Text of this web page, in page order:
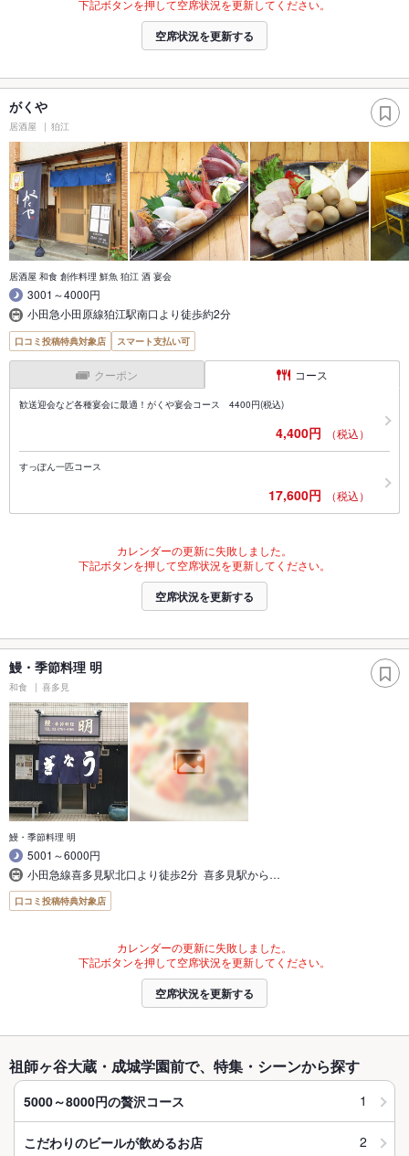
下記ボタンを押して空席状況を更新してください。
空席状況を更新する
がくや
居酒屋 狛江
居酒屋 和食 創作料理 鮮魚 狛江 酒 宴会
3001～4000円
小田急小田原線狛江駅南口より徒歩約2分
口コミ投稿特典対象店 スマート支払い可
クーポン コース
歓送迎会など各種宴会に最適！がくや宴会コース 4400円(税込)
4,400円 （税込）
すっぽん一匹コース
17,600円 （税込）
カレンダーの更新に失敗しました。
下記ボタンを押して空席状況を更新してください。
空席状況を更新する
鰻・季節料理 明
和食 喜多見
鰻・季節料理 明
5001～6000円
小田急線喜多見駅北口より徒歩2分 喜多見駅から…
口コミ投稿特典対象店
カレンダーの更新に失敗しました。
下記ボタンを押して空席状況を更新してください。
空席状況を更新する
祖師ヶ谷大蔵・成城学園前で、特集・シーンから探す
5000～8000円の贅沢コース 1
こだわりのビールが飲めるお店 2